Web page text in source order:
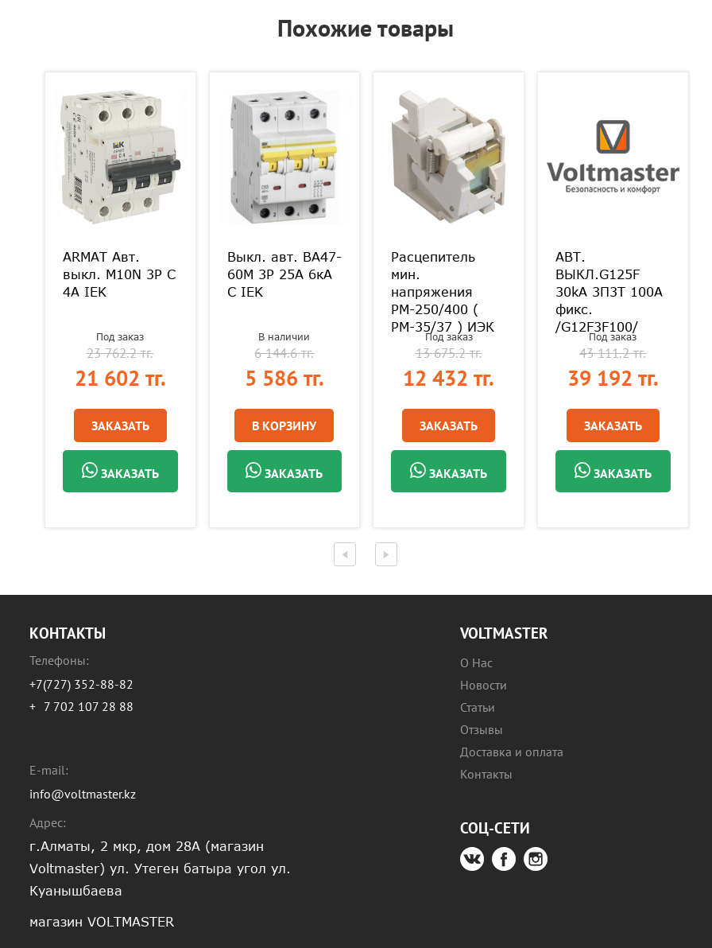
Похожие товары
ARMAT Авт.
выкл. M10N 3P C
4А IEK
Под заказ
23 762.2 тг.
21 602 тг.
ЗАКАЗАТЬ
ЗАКАЗАТЬ
Выкл. авт. ВА47-
60M 3Р 25А 6кА
С IEK
В наличии
6 144.6 тг.
5 586 тг.
В КОРЗИНУ
ЗАКАЗАТЬ
Расцепитель
мин.
напряжения
РМ-250/400 (
РМ-35/37 ) ИЭК
Под заказ
13 675.2 тг.
12 432 тг.
ЗАКАЗАТЬ
ЗАКАЗАТЬ
АВТ.
ВЫКЛ.G125F
30kA 3П3Т 100A
фикс.
/G12F3F100/
Под заказ
43 111.2 тг.
39 192 тг.
ЗАКАЗАТЬ
ЗАКАЗАТЬ
КОНТАКТЫ
Телефоны:
+7(727) 352-88-82
+ 7 702 107 28 88
E-mail:
info@voltmaster.kz
Адрес:
г.Алматы, 2 мкр, дом 28А (магазин
Voltmaster) ул. Утеген батыра угол ул.
Куанышбаева
магазин VOLTMASTER
VOLTMASTER
О Нас
Новости
Статьи
Отзывы
Доставка и оплата
Контакты
СОЦ-СЕТИ